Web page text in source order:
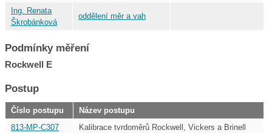
Ing. Renata
Škrobánková
oddělení měr a vah
Podmínky měření
Rockwell E
Postup
Číslo postupu
Název postupu
813-MP-C307
Kalibrace tvrdoměrů Rockwell, Vickers a Brinell